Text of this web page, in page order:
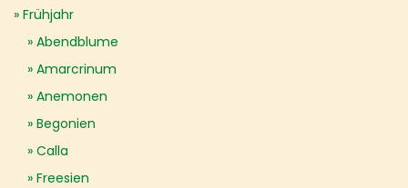
Frühjahr
Abendblume
Amarcrinum
Anemonen
Begonien
Calla
Freesien